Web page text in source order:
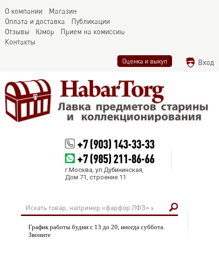
О компании
Магазин
Оплата и доставка
Публикации
Отзывы
Юмор
Прием на комиссию
Контакты
Оценка и выкуп Вход
+7 (903) 143-33-33
+7 (985) 211-86-66
г.Москва, ул.Дубининская,
Дом 71, строение 11
График работы будни с 13 до 20, иногда суббота.
Звоните